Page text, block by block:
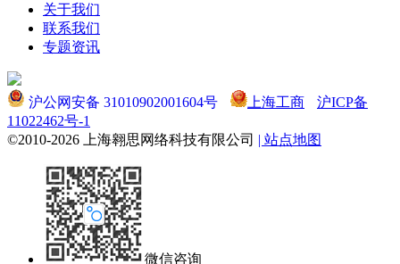
关于我们
联系我们
专题资讯
沪公网安备 31010902001604号 上海工商
沪ICP备
11022462号-1
©2010-2026 上海翱思网络科技有限公司 | 站点地图
微信咨询